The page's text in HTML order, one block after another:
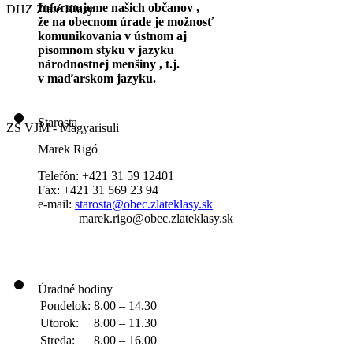
DHZ Zlaté Klasy
ZŠ VJM - Magyarisuli
Informujeme našich občanov ,
že na obecnom úrade je možnosť
komunikovania v ústnom aj
písomnom styku v jazyku
národnostnej menšiny , t.j.
v maďarskom jazyku.
Starosta
Marek Rigó
Telefón: +421 31 59 12401
Fax: +421 31 569 23 94
e-mail: starosta@obec.zlateklasy.sk
marek.rigo@obec.zlateklasy.sk
Úradné hodiny
Pondelok: 8.00 – 14.30
Utorok:
8.00 – 11.30
Streda:
8.00 – 16.00